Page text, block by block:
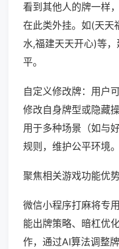
看到其他人的牌一样
在此类外挂。如(天天
水,福建天天开心)等
平。
自定义修改牌：用户
修改自身牌型或隐藏
用于多种场景（如与
规则，维护公平环境。
聚焦相关游戏功能优势
微信小程序打麻将专
能出牌策略、暗杠优
作，通过AI算法调整